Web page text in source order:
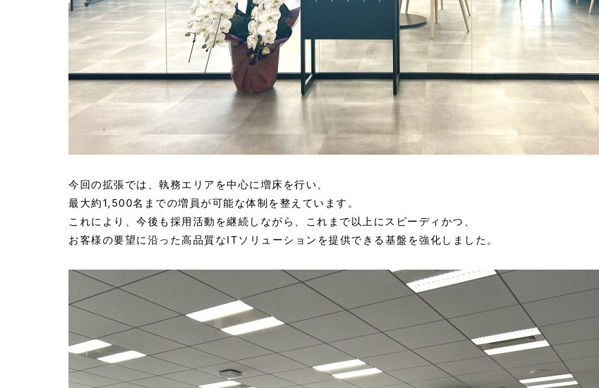
今回の拡張では、執務エリアを中心に増床を行い、
最大約1,500名までの増員が可能な体制を整えています。
これにより、今後も採用活動を継続しながら、これまで以上にスピーディかつ、
お客様の要望に沿った高品質なITソリューションを提供できる基盤を強化しました。